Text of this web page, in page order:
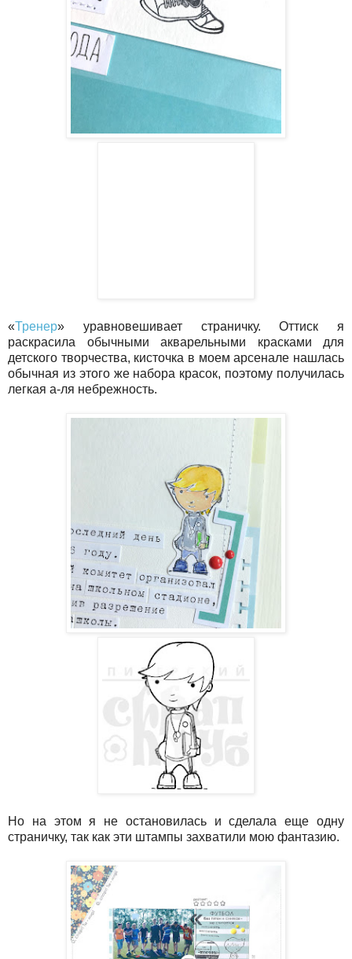
«Тренер» уравновешивает страничку. Оттиск я
раскрасила обычными акварельными красками для
детского творчества, кисточка в моем арсенале нашлась
обычная из этого же набора красок, поэтому получилась
легкая а-ля небрежность.
Но на этом я не остановилась и сделала еще одну
страничку, так как эти штампы захватили мою фантазию.